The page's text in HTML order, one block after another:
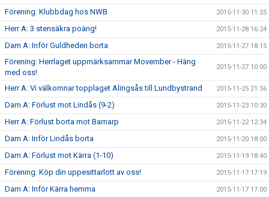
Förening: Klubbdag hos NWB 2015-11-30 11:25
Herr A: 3 stensäkra poäng! 2015-11-28 16:24
Dam A: Inför Guldheden borta 2015-11-27 18:15
Förening: Herrlaget uppmärksammar Movember - Häng
med oss!
2015-11-27 10:00
Herr A: Vi välkomnar topplaget Alingsås till Lundbystrand 2015-11-25 21:56
Dam A: Förlust mot Lindås (9-2) 2015-11-23 10:30
Herr A: Förlust borta mot Barnarp 2015-11-22 12:34
Dam A: Inför Lindås borta 2015-11-20 18:00
Dam A: Förlust mot Kärra (1-10) 2015-11-19 18:40
Förening: Köp din uppesittarlott av oss! 2015-11-17 17:19
Dam A: Inför Kärra hemma 2015-11-17 17:00